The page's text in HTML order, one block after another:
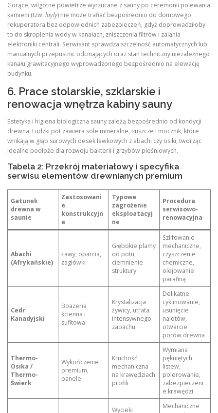
Gorące, wilgotne powietrze wyrzucane z sauny po ceremonii polewania
kamieni (tzw. löyly) nie może trafiać bezpośrednio do domowego
rekuperatora bez odpowiednich zabezpieczeń, gdyż doprowadziłoby
to do skroplenia wody w kanałach, zniszczenia filtrów i zalania
elektroniki centrali. Serwisant sprawdza szczelność automatycznych lub
manualnych przepustnic odcinających oraz stan techniczny niezależnego
kanału grawitacyjnego wyprowadzonego bezpośrednio na elewację
budynku.
6. Prace stolarskie, szklarskie i
renowacja wnętrza kabiny sauny
Estetyka i higiena biologiczna sauny zależą bezpośrednio od kondycji
drewna. Ludzki pot zawiera sole mineralne, tłuszcze i mocznik, które
wnikają w głąb surowych desek ławkowych z abachi czy osiki, tworząc
idealne podłoże dla rozwoju bakterii i grzybów pleśniowych.
Tabela 2: Przekrój materiałowy i specyfika
serwisu elementów drewnianych premium
Gatunek
drewna w
saunie
Zastosowani
e
konstrukcyjn
e
Typowe
zagrożenie
eksploatacyj
ne
Procedura
serwisowo-
renowacyjna
Abachi
(Afrykańskie)
Ławy, oparcia,
zagłówki
Głębokie plamy
od potu,
ciemnienie
struktury
Szlifowanie
mechaniczne,
czyszczenie
chemiczne,
olejowanie
parafiną
Cedr
Kanadyjski
Boazeria
ścienna i
sufitowa
Krystalizacja
żywicy, utrata
intensywnego
zapachu
Delikatne
cyklinowanie,
usunięcie
nalotów,
otwarcie
porów drewna
Thermo-
Osika /
Thermo-
Świerk
Wykończenie
premium,
panele
Kruchość
mechaniczna
na krawędziach
profili
Wymiana
pękniętych
listew,
polerowanie,
zabezpieczeni
e krawędzi
Wycieki
Mechaniczne